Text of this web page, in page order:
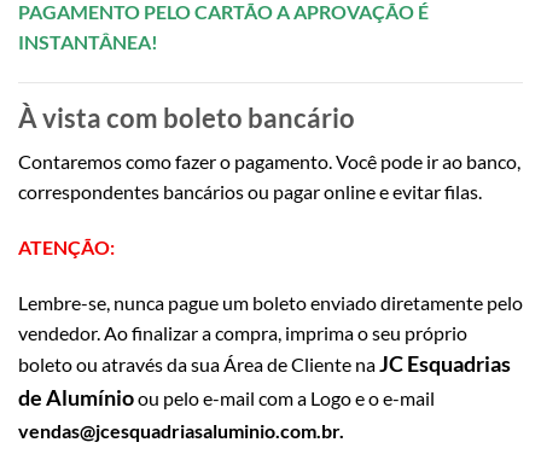
PAGAMENTO PELO CARTÃO A APROVAÇÃO É
INSTANTÂNEA!
À vista com boleto bancário
Contaremos como fazer o pagamento. Você pode ir ao banco,
correspondentes bancários ou pagar online e evitar filas.
ATENÇÃO:
Lembre-se, nunca pague um boleto enviado diretamente pelo
vendedor. Ao finalizar a compra, imprima o seu próprio
boleto ou através da sua Área de Cliente naJC Esquadrias
de Alumínioou pelo e-mail com a Logo e o e-mail
vendas@jcesquadriasaluminio.com.br.